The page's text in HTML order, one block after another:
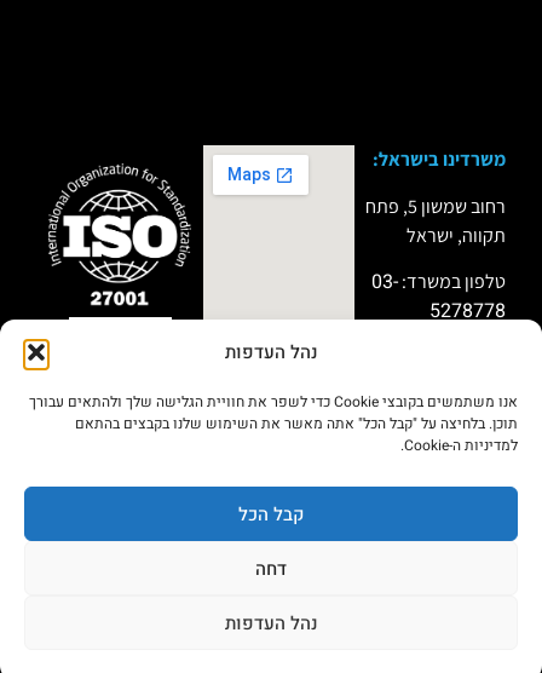
נהל העדפות
אנו משתמשים בקובצי Cookie כדי לשפר את חוויית הגלישה שלך ולהתאים עבורך
תוכן. בלחיצה על "קבל הכל" אתה מאשר את השימוש שלנו בקבצים בהתאם
למדיניות ה-Cookie.
קבל הכל
דחה
נהל העדפות
משרדינו בישראל:
רחוב שמשון 5, פתח
תקווה, ישראל
טלפון במשרד:03-
5278778
ו”Miror” של מערך
הסייבר הלאומי
בתחום שיתוף
וחיזוק החוסן
© 2026כל הזכויות שמורות פרסיסט סקיוריטי